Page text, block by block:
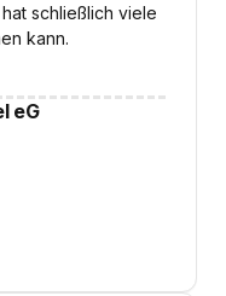
schließlich viele
kann.
eG